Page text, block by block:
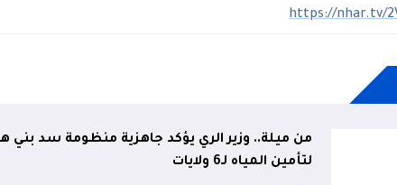
https://nhar.tv/
من ميلة.. وزير الري يؤكد جاهزية منظومة سد بني
لتأمين المياه لـ6 ولايات